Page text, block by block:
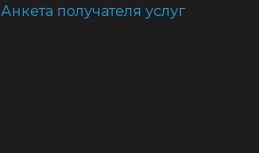
Анкета получателя услуг